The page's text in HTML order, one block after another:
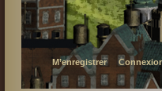
M’enregistrer